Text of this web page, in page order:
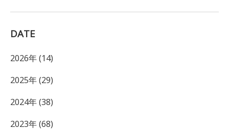
DATE
2026年 (14)
2025年 (29)
2024年 (38)
2023年 (68)